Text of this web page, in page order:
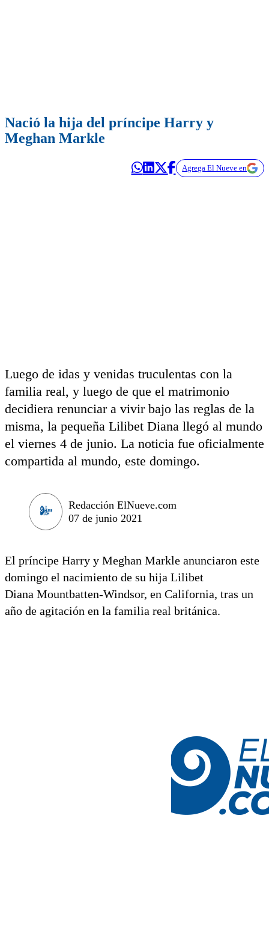
Nació la hija del príncipe Harry y
Meghan Markle
Agrega El Nueve en
Luego de idas y venidas truculentas con la
familia real, y luego de que el matrimonio
decidiera renunciar a vivir bajo las reglas de la
misma, la pequeña Lilibet Diana llegó al mundo
el viernes 4 de junio. La noticia fue oficialmente
compartida al mundo, este domingo.
Redacción ElNueve.com
07 de junio 2021
El príncipe Harry y Meghan Markle anunciaron este
domingo el nacimiento de su hija Lilibet
Diana Mountbatten-Windsor, en California, tras un
año de agitación en la familia real británica.